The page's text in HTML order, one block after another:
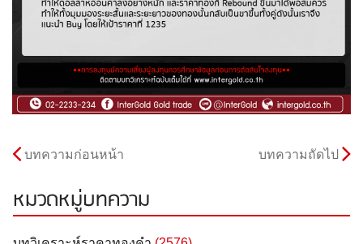
บทความก่อนหน้า บทความถัดไป
หมวดหมู่บทความ